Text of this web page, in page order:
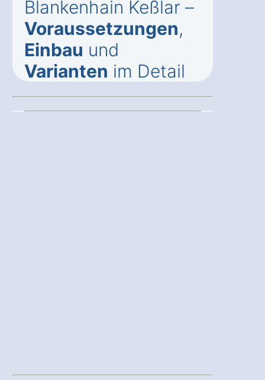
Blankenhain Keßlar –
Voraussetzungen,
Einbau und
Varianten im Detail